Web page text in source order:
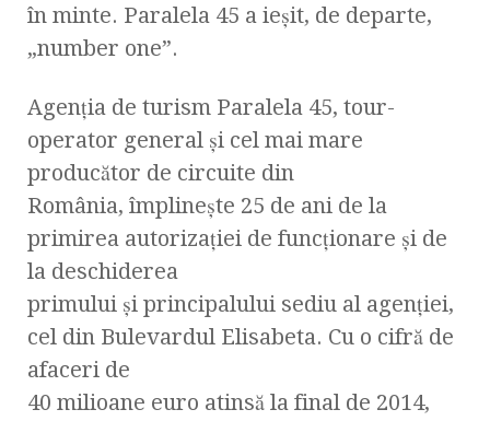
în minte. Paralela 45 a ieşit, de departe,
„number one”.
Agenția de turism Paralela 45, tour-
operator general și cel mai mare
producător de circuite din
România, împlinește 25 de ani de la
primirea autorizației de funcționare și de
la deschiderea
primului și principalului sediu al agenției,
cel din Bulevardul Elisabeta. Cu o cifră de
afaceri de
40 milioane euro atinsă la final de 2014,